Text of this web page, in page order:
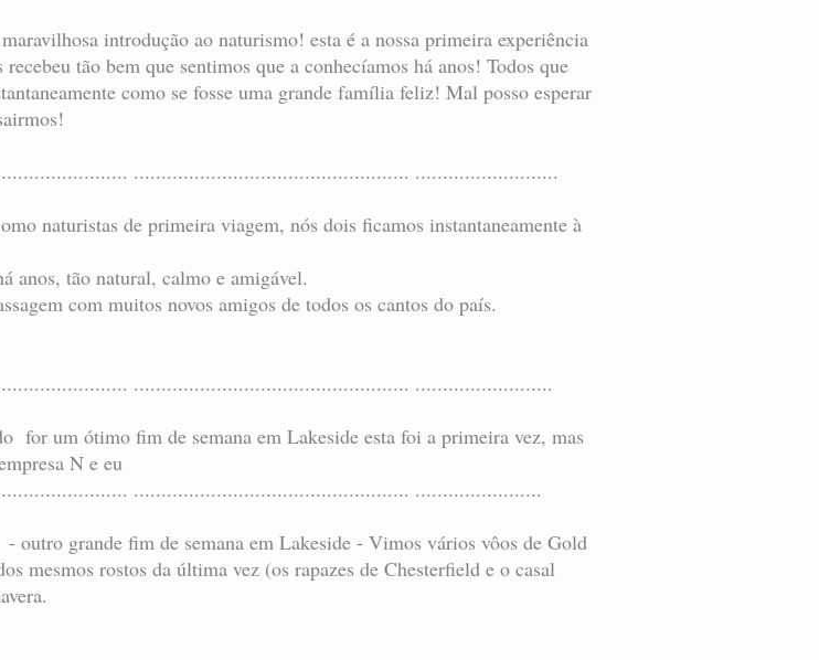
introdução ao naturismo! esta é a nossa primeira experiência
tão bem que sentimos que a conhecíamos há anos! Todos que
como se fosse uma grande família feliz! Mal posso esperar
.................................................. ..........................
naturistas de primeira viagem, nós dois ficamos instantaneamente à
anos, tão natural, calmo e amigável.
com muitos novos amigos de todos os cantos do país.
.................................................. .........................
for um ótimo fim de semana em Lakeside esta foi a primeira vez, mas
N e eu
.................................................. .......................
outro grande fim de semana em Lakeside - Vimos vários vôos de Gold
mesmos rostos da última vez (os rapazes de Chesterfield e o casal